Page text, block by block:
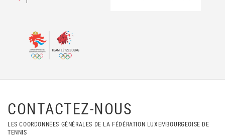
CONTACTEZ-NOUS
LES COORDONNÉES GÉNÉRALES DE LA FÉDÉRATION LUXEMBOURGEOISE DE
TENNIS